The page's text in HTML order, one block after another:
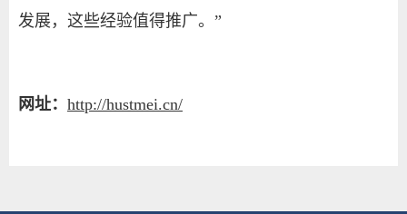
发展，这些经验值得推广。”
网址： http://hustmei.cn/